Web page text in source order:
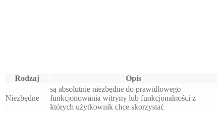
Rodzaj Opis
Niezbędne
są absolutnie niezbędne do prawidłowego
funkcjonowania witryny lub funkcjonalności z
których użytkownik chce skorzystać